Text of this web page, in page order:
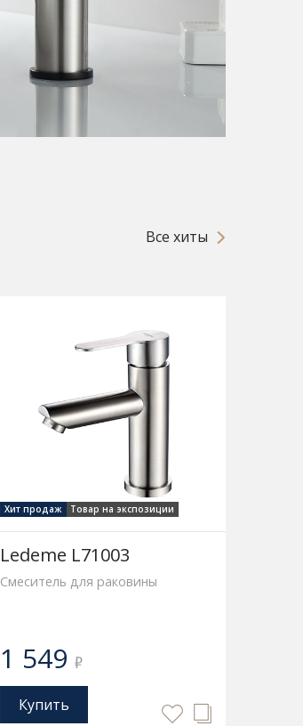
Все хиты
Хит продаж Товар на экспозиции
Ledeme L71003
Смеситель для раковины
1 549 ₽
Купить